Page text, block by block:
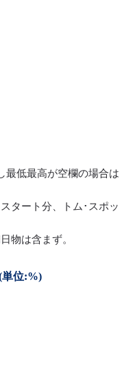
最低最高が空欄の場合は
タート分、トム･スポッ
物は含まず。
単位:%)